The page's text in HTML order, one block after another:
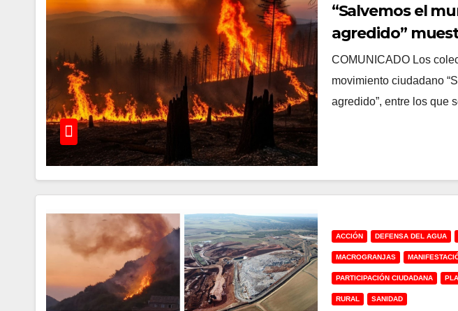
“Salvemos el
agredido”
afectados por
incendios
COMUNICADO Los
movimiento ciudadano
agredido”, entre los que
ACCIÓN DEFENSA DEL AGUA
MACROGRANJAS
PARTICIPACIÓN CIUDADANA
RURAL SANIDAD